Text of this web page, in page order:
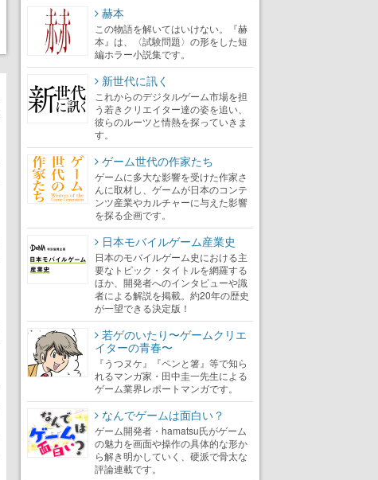
赫本
この物語を解いてはいけない。『赫
本』は、〈試験問題〉の形をした短
編ホラー小説集です。
新世代に訊く
これからのデジタルゲーム市場を担
う若きクリエイター達の姿を追い、
彼らのルーツと情熱を探っていきま
す。
ゲーム世代の作家たち
ゲームに多大な影響を受けた作家さ
んに取材し、ゲームが日本のコンテ
ンツ産業やカルチャーに与えた影響
を探る企画です。
日本モバイルゲーム産業史
日本のモバイルゲーム史における主
要なトピック・タイトルを網羅する
ほか、開発者へのインタビューや識
者による解説を掲載。約20年の歴史
が一望できる決定版！
若ゲのいたり〜ゲームクリエ
イターの青春〜
『うつヌケ』『ペンと箸』等で知ら
れるマンガ家・田中圭一先生による
ゲーム業界レポートマンガです。
なんでゲームは面白い？
ゲーム開発者・hamatsu氏がゲーム
の魅力を画面や操作の具体的な形か
ら解き明かしていく、硬派で骨太な
評論連載です。